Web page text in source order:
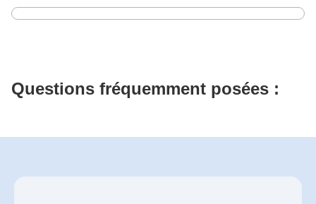
Questions fréquemment posées :